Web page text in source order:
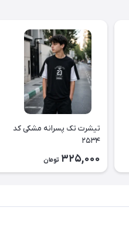
تیشرت تک پسرانه مشکی کد
۲۵۳۴
325,000 تومان